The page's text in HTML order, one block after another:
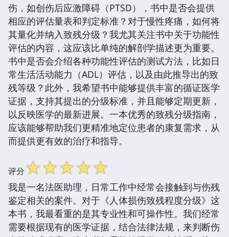
伤，如创伤后应激障碍（PTSD），书中是否会提供
相应的评估量表和判定标准？对于慢性疼痛，如何将
其量化并纳入致残分级？我尤其关注书中关于功能性
评估的内容，这应该比单纯的解剖学描述更为重要。
书中是否会介绍各种功能性评估的测试方法，比如日
常生活活动能力（ADL）评估，以及由此推导出的致
残等级？此外，我希望书中能够提供丰富的循证医学
证据，支持其提出的分级标准，并且能够定期更新，
以反映医学的最新进展。一本优秀的致残分级指南，
应该能够帮助我们更精准地定位患者的康复需求，从
而提供更有效的治疗和指导。
评分☆☆☆☆☆
我是一名法医助理，日常工作中经常会接触到与伤残
鉴定相关的案件。对于《人体损伤致残程度分级》这
本书，我最看重的是其专业性和可操作性。我们经常
需要根据现有的医学证据，结合法律法规，来判断伤